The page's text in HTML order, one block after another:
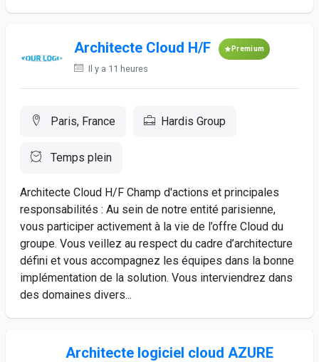
Architecte Cloud H/F Premium
Il y a 11 heures
Paris, France Hardis Group
Temps plein
Architecte Cloud H/F Champ d'actions et principales
responsabilités : Au sein de notre entité parisienne,
vous participer activement à la vie de l’offre Cloud du
groupe. Vous veillez au respect du cadre d’architecture
défini et vous accompagnez les équipes dans la bonne
implémentation de la solution. Vous interviendrez dans
des domaines divers...
Architecte logiciel cloud AZURE